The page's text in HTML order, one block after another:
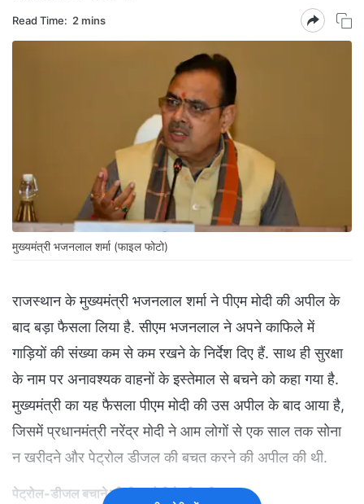
Read Time: 2 mins
मुख्यमंत्री भजनलाल शर्मा (फाइल फोटो)
राजस्थान के मुख्यमंत्री भजनलाल शर्मा ने पीएम मोदी की अपील के
बाद बड़ा फैसला लिया है. सीएम भजनलाल ने अपने काफिले में
गाड़ियों की संख्या कम से कम रखने के निर्देश दिए हैं. साथ ही सुरक्षा
के नाम पर अनावश्यक वाहनों के इस्तेमाल से बचने को कहा गया है.
मुख्यमंत्री का यह फैसला पीएम मोदी की उस अपील के बाद आया है,
जिसमें प्रधानमंत्री नरेंद्र मोदी ने आम लोगों से एक साल तक सोना
न खरीदने और पेट्रोल डीजल की बचत करने की अपील की थी.
पेट्रोल-डीजल बचाने की पीएम मोदी ने की अपील